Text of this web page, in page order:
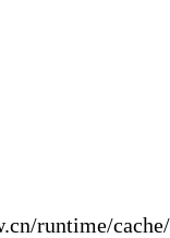
runtime/